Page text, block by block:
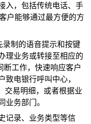
入，包括传统电话、手
户能够通过最方便的方
录制的语音提示和按键
理业务或转接至相应的
工作，快速响应客户
电银行呼叫中心，
交易明细，或者根据业
务部门。
记录、业务类型等信